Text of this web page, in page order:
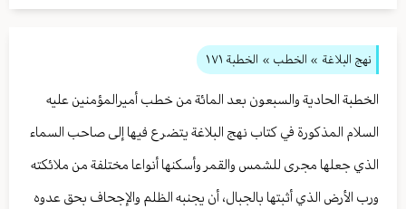
نهج البلاغة » الخطب » الخطبة ١٧١
الخطبة الحادية والسبعون بعد المائة من خطب أميرالمؤمنين عليه
السلام المذكورة في كتاب نهج البلاغة يتضرع فيها إلى صاحب السماء
الذي جعلها مجرى للشمس والقمر وأسكنها أنواعا مختلفة من ملائكته
ورب الأرض الذي أثبتها بالجبال، أن يجنبه الظلم والإجحاف بحق عدوه